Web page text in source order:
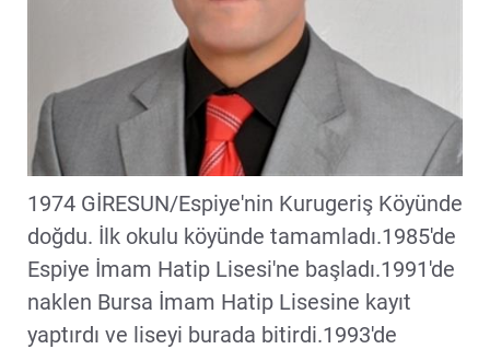
1974 GİRESUN/Espiye'nin Kurugeriş Köyünde
doğdu. İlk okulu köyünde tamamladı.1985'de
Espiye İmam Hatip Lisesi'ne başladı.1991'de
naklen Bursa İmam Hatip Lisesine kayıt
yaptırdı ve liseyi burada bitirdi.1993'de